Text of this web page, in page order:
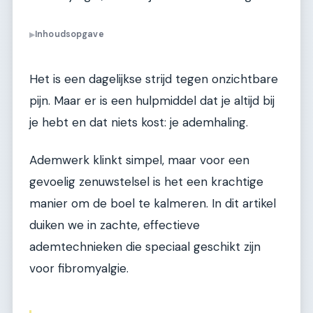
▶Inhoudsopgave
Het is een dagelijkse strijd tegen onzichtbare
pijn. Maar er is een hulpmiddel dat je altijd bij
je hebt en dat niets kost: je ademhaling.
Ademwerk klinkt simpel, maar voor een
gevoelig zenuwstelsel is het een krachtige
manier om de boel te kalmeren. In dit artikel
duiken we in zachte, effectieve
ademtechnieken die speciaal geschikt zijn
voor fibromyalgie.